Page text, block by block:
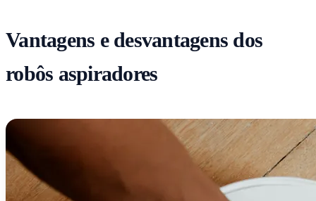
Vantagens e desvantagens dos
robôs aspiradores